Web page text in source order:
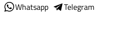
Whatsapp
Telegram